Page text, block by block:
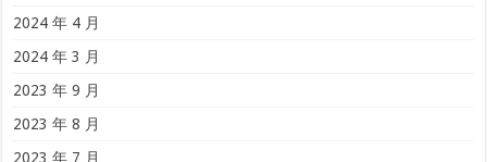
2024 年 4 月
2024 年 3 月
2023 年 9 月
2023 年 8 月
2023 年 7 月